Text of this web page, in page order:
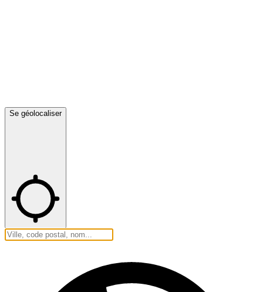
Se géolocaliser